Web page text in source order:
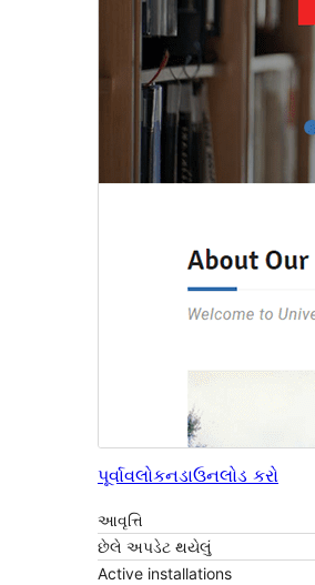
પૂર્વાવલોકનડાઉનલોડ કરો
આવૃત્તિ
છેલે અપડેટ થયેલું
Active installations